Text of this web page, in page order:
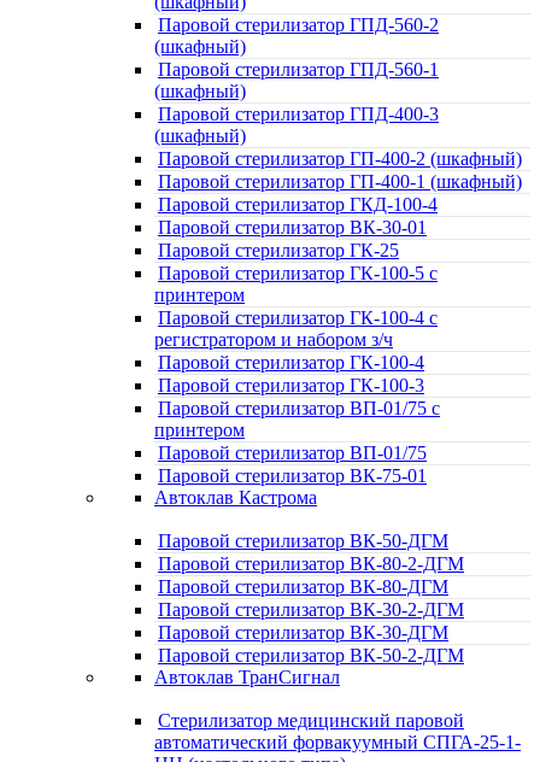
Паровой стерилизатор ГПД-560-2
(шкафный)
Паровой стерилизатор ГПД-560-1
(шкафный)
Паровой стерилизатор ГПД-400-3
(шкафный)
Паровой стерилизатор ГП-400-2 (шкафный)
Паровой стерилизатор ГП-400-1 (шкафный)
Паровой стерилизатор ГКД-100-4
Паровой стерилизатор ВК-30-01
Паровой стерилизатор ГК-25
Паровой стерилизатор ГК-100-5 с
принтером
Паровой стерилизатор ГК-100-4 с
регистратором и набором з/ч
Паровой стерилизатор ГК-100-4
Паровой стерилизатор ГК-100-3
Паровой стерилизатор ВП-01/75 с
принтером
Паровой стерилизатор ВП-01/75
Паровой стерилизатор ВК-75-01
Автоклав Кастрома
Паровой стерилизатор ВК-50-ДГМ
Паровой стерилизатор ВК-80-2-ДГМ
Паровой стерилизатор ВК-80-ДГМ
Паровой стерилизатор ВК-30-2-ДГМ
Паровой стерилизатор ВК-30-ДГМ
Паровой стерилизатор ВК-50-2-ДГМ
Автоклав ТранСигнал
Стерилизатор медицинский паровой
автоматический форвакуумный СПГА-25-1-